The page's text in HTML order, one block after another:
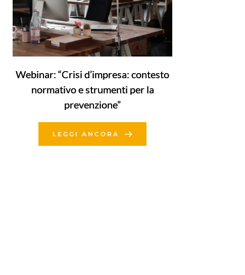
Webinar: “Crisi d’impresa: contesto
normativo e strumenti per la
prevenzione”
LEGGI ANCORA